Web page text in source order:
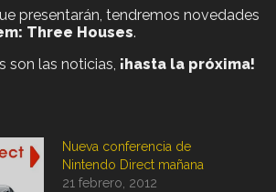
presentarán, tendremos novedades
Three Houses.
son las noticias, ¡hasta la próxima!
Nueva conferencia de
Nintendo Direct mañana
21 febrero, 2012